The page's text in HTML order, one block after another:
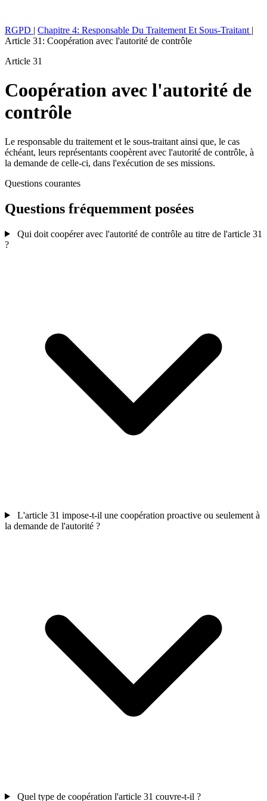
RGPD | Chapitre 4: Responsable Du Traitement Et Sous-Traitant |
Article 31: Coopération avec l'autorité de contrôle
Article 31
Coopération avec l'autorité de
contrôle
Le responsable du traitement et le sous-traitant ainsi que, le cas
échéant, leurs représentants coopèrent avec l'autorité de contrôle, à
la demande de celle-ci, dans l'exécution de ses missions.
Questions courantes
Questions fréquemment posées
Qui doit coopérer avec l'autorité de contrôle au titre de l'article 31
?
L'article 31 impose-t-il une coopération proactive ou seulement à
la demande de l'autorité ?
Quel type de coopération l'article 31 couvre-t-il ?